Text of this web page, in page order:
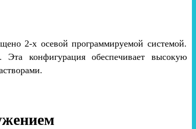
2-х осевой программируемой системой.
конфигурация обеспечивает высокую